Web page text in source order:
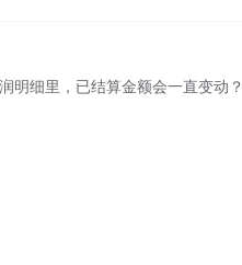
明细里，已结算金额会一直变动？